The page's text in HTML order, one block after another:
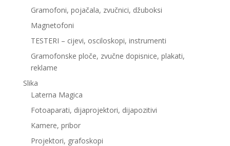
Gramofoni, pojačala, zvučnici, džuboksi
Magnetofoni
TESTERI – cijevi, osciloskopi, instrumenti
Gramofonske ploče, zvučne dopisnice, plakati,
reklame
Slika
Laterna Magica
Fotoaparati, dijaprojektori, dijapozitivi
Kamere, pribor
Projektori, grafoskopi